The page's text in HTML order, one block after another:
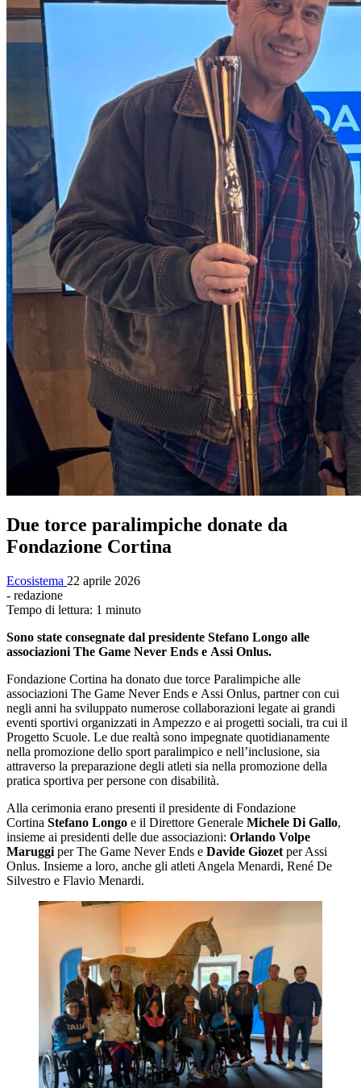
Due torce paralimpiche donate da
Fondazione Cortina
Ecosistema 22 aprile 2026
- redazione
Tempo di lettura: 1 minuto
Sono state consegnate dal presidente Stefano Longo alle
associazioni The Game Never Ends e Assi Onlus.
Fondazione Cortina ha donato due torce Paralimpiche alle
associazioni The Game Never Ends e Assi Onlus, partner con cui
negli anni ha sviluppato numerose collaborazioni legate ai grandi
eventi sportivi organizzati in Ampezzo e ai progetti sociali, tra cui il
Progetto Scuole. Le due realtà sono impegnate quotidianamente
nella promozione dello sport paralimpico e nell’inclusione, sia
attraverso la preparazione degli atleti sia nella promozione della
pratica sportiva per persone con disabilità.
Alla cerimonia erano presenti il presidente di Fondazione
Cortina Stefano Longo e il Direttore Generale Michele Di Gallo,
insieme ai presidenti delle due associazioni: Orlando Volpe
Maruggi per The Game Never Ends e Davide Giozet per Assi
Onlus. Insieme a loro, anche gli atleti Angela Menardi, René De
Silvestro e Flavio Menardi.